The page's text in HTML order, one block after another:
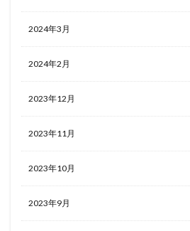
2024年3月
2024年2月
2023年12月
2023年11月
2023年10月
2023年9月